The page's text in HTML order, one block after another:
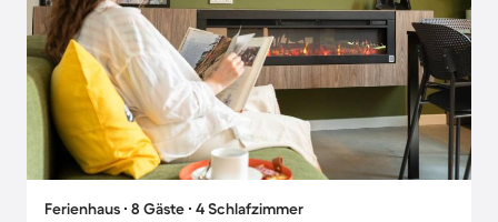
Ferienhaus ∙ 8 Gäste ∙ 4 Schlafzimmer